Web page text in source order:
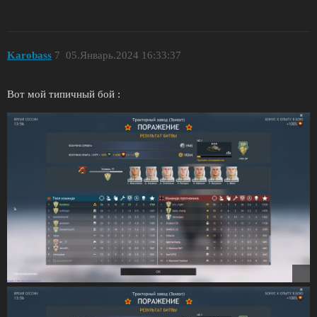
Karobass 05.Январь.2024 16:33:37
7
Вот мой типичный бой :